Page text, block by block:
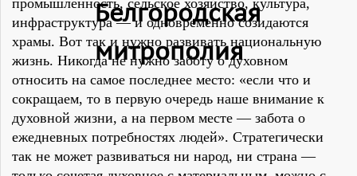
инфраструктура — и одновременно созидаются
храмы. Вот так и нужно развивать национальную
жизнь. Никогда не нужно заботу о духовном
относить на самое последнее место: «если что и
сокращаем, то в первую очередь наше внимание к
духовной жизни, а на первом месте — забота о
ежедневных потребностях людей». Стратегически
так не может развиваться ни народ, ни страна —